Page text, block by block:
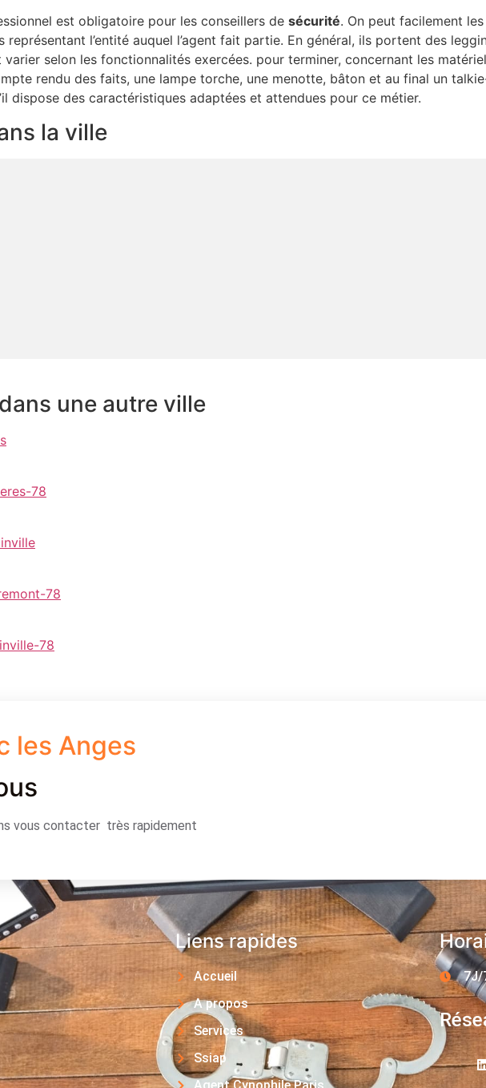
est obligatoire pour les conseillers de sécurité. On peut facilement
l’entité auquel l’agent fait partie. En général, ils portent des
selon les fonctionnalités exercées. pour terminer, concernant les
rendu des faits, une lampe torche, une menotte, bâton et au final un
dispose des caractéristiques adaptées et attendues pour ce métier.
la ville
une autre ville
78
78
78
les Anges
vous contacter très rapidement
Liens rapides
Accueil
A propos
Services
Ssiap
7J/